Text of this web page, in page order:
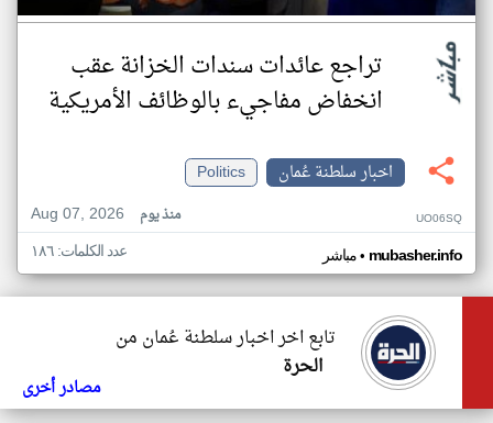
تراجع عائدات سندات الخزانة عقب
انخفاض مفاجيء بالوظائف الأمريكية
اخبار سلطنة عُمان
Politics
Aug 07, 2026
منذ يوم UO06SQ
مباشر• mubasher.info عدد الكلمات: ١٨٦
تابع اخر اخبار سلطنة عُمان من
الحرة
مصادر أخرى